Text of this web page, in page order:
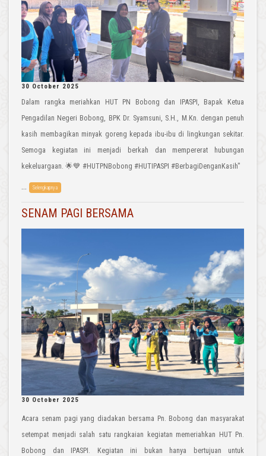
30 October 2025
Dalam rangka meriahkan HUT PN Bobong dan IPASPI, Bapak Ketua
Pengadilan Negeri Bobong, BPK Dr. Syamsuni, S.H., M.Kn. dengan penuh
kasih membagikan minyak goreng kepada ibu-ibu di lingkungan sekitar.
Semoga kegiatan ini menjadi berkah dan mempererat hubungan
kekeluargaan. 🌟💙 #HUTPNBobong #HUTIPASPI #BerbagiDenganKasih"
... Selengkapnya
SENAM PAGI BERSAMA
30 October 2025
Acara senam pagi yang diadakan bersama Pn. Bobong dan masyarakat
setempat menjadi salah satu rangkaian kegiatan memeriahkan HUT Pn.
Bobong dan IPASPI. Kegiatan ini bukan hanya bertujuan untuk